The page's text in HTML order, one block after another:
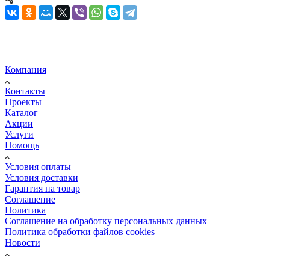
Компания
Контакты
Проекты
Каталог
Акции
Услуги
Помощь
Условия оплаты
Условия доставки
Гарантия на товар
Соглашение
Политика
Соглашение на обработку персональных данных
Политика обработки файлов cookies
Новости